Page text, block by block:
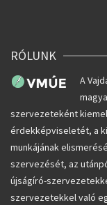
RÓLUNK
A
szervezeteként
érdekképviseletét, a
munkájának
szervezését, az
újságíró-
szervezetekkel való